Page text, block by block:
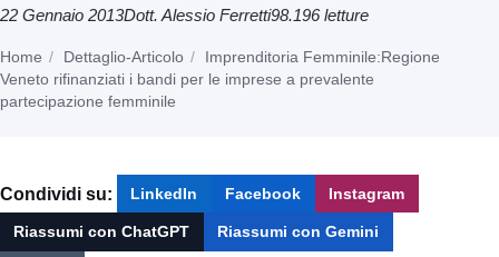
22 Gennaio 2013Dott. Alessio Ferretti98.196 letture
Home Dettaglio-Articolo
Imprenditoria Femminile:Regione
Veneto rifinanziati i bandi per le imprese a prevalente
partecipazione femminile
Condividi su: LinkedIn Facebook Instagram
Riassumi con ChatGPT Riassumi con Gemini